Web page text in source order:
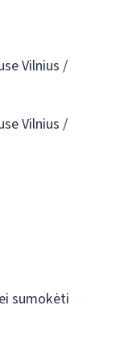
Vilnius /
Vilnius /
sumokėti